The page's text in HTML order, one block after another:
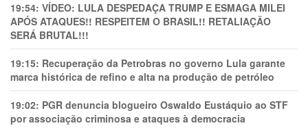
19:54: VÍDEO: LULA DESPEDAÇA TRUMP E ESMAGA MILEI
APÓS ATAQUES!! RESPEITEM O BRASIL!! RETALIAÇÃO
SERÁ BRUTAL!!!
19:15: Recuperação da Petrobras no governo Lula garante
marca histórica de refino e alta na produção de petróleo
19:02: PGR denuncia blogueiro Oswaldo Eustáquio ao STF
por associação criminosa e ataques à democracia